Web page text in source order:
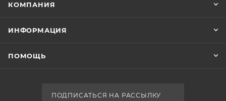
КОМПАНИЯ
ИНФОРМАЦИЯ
ПОМОЩЬ
ПОДПИСАТЬСЯ НА РАССЫЛКУ